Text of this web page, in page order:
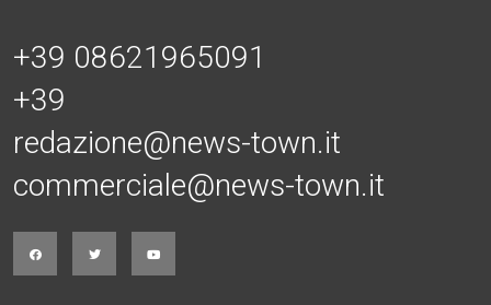
+39 08621965091
+39
redazione@news-town.it
commerciale@news-town.it